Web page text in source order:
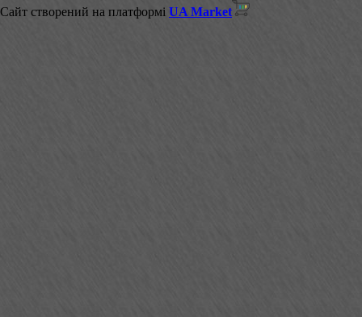
Сайт створений на платформі UA Market